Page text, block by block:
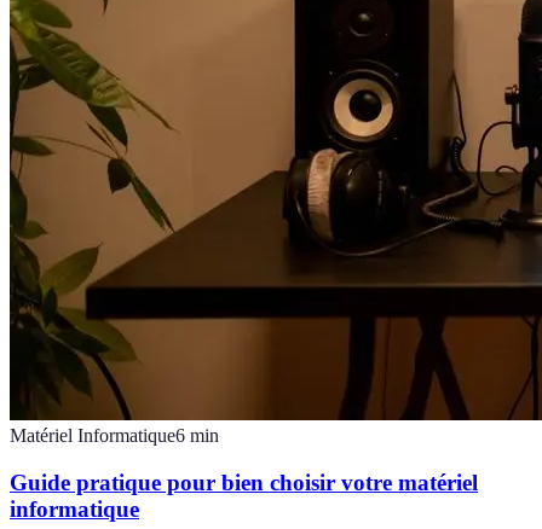
Matériel Informatique6 min
Guide pratique pour bien choisir votre matériel
informatique